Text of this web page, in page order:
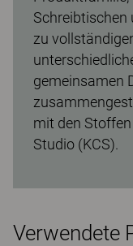
Schreibtischen
zu
gemeinsamen
mit den
Studio (KCS).
Verwendete